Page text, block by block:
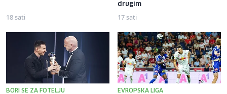
18 sati
drugim
17 sati
BORI SE ZA FOTELJU EVROPSKA LIGA